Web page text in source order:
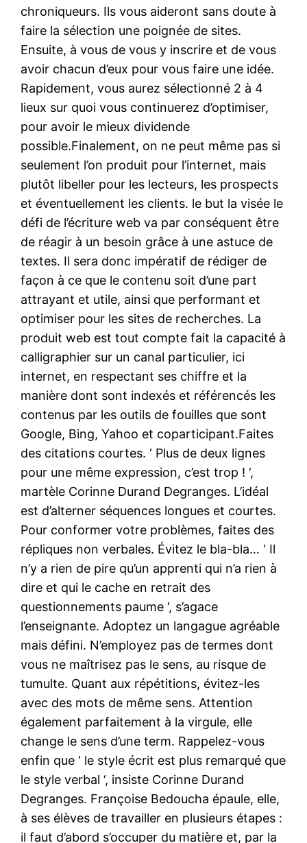
chroniqueurs. Ils vous aideront sans doute à
faire la sélection une poignée de sites.
Ensuite, à vous de vous y inscrire et de vous
avoir chacun d’eux pour vous faire une idée.
Rapidement, vous aurez sélectionné 2 à 4
lieux sur quoi vous continuerez d’optimiser,
pour avoir le mieux dividende
possible.Finalement, on ne peut même pas si
seulement l’on produit pour l’internet, mais
plutôt libeller pour les lecteurs, les prospects
et éventuellement les clients. le but la visée le
défi de l’écriture web va par conséquent être
de réagir à un besoin grâce à une astuce de
textes. Il sera donc impératif de rédiger de
façon à ce que le contenu soit d’une part
attrayant et utile, ainsi que performant et
optimiser pour les sites de recherches. La
produit web est tout compte fait la capacité à
calligraphier sur un canal particulier, ici
internet, en respectant ses chiffre et la
manière dont sont indexés et référencés les
contenus par les outils de fouilles que sont
Google, Bing, Yahoo et coparticipant.Faites
des citations courtes. ‘ Plus de deux lignes
pour une même expression, c’est trop ! ‘,
martèle Corinne Durand Degranges. L’idéal
est d’alterner séquences longues et courtes.
Pour conformer votre problèmes, faites des
répliques non verbales. Évitez le bla-bla… ‘ Il
n’y a rien de pire qu’un apprenti qui n’a rien à
dire et qui le cache en retrait des
questionnements paume ‘, s’agace
l’enseignante. Adoptez un langague agréable
mais défini. N’employez pas de termes dont
vous ne maîtrisez pas le sens, au risque de
tumulte. Quant aux répétitions, évitez-les
avec des mots de même sens. Attention
également parfaitement à la virgule, elle
change le sens d’une term. Rappelez-vous
enfin que ‘ le style écrit est plus remarqué que
le style verbal ‘, insiste Corinne Durand
Degranges. Françoise Bedoucha épaule, elle,
à ses élèves de travailler en plusieurs étapes :
il faut d’abord s’occuper du matière et, par la